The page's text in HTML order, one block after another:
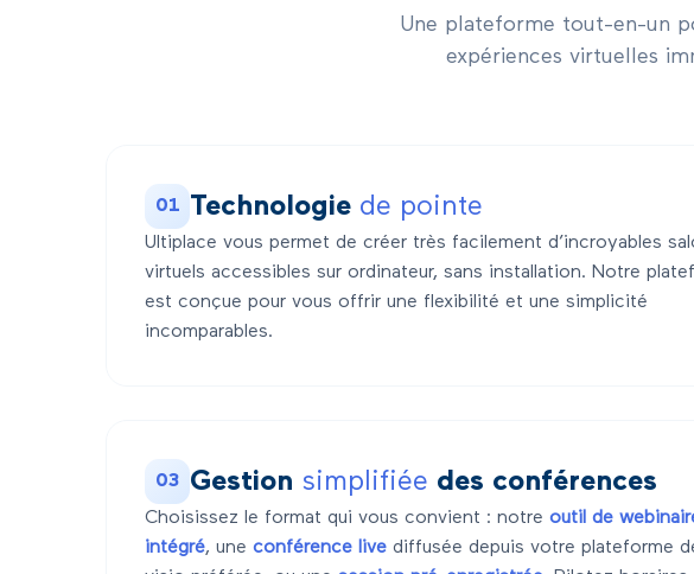
Une plateforme tout-en-un
expériences virtuelles
01 Technologie de pointe
Ultiplace vous permet de créer très facilement d’incroyables
virtuels accessibles sur ordinateur, sans installation. Notre
est conçue pour vous offrir une flexibilité et une simplicité
incomparables.
03 Gestion simplifiée des conférences
Choisissez le format qui vous convient : notreoutil de
intégré, uneconférence live diffusée depuis votre plateforme